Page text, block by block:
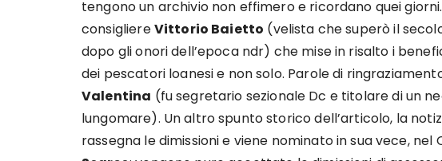
tengono un archivio non effimero e ricordano quei
consigliereVittorio Baietto (velista che superò il
dopo gli onori dell’epoca ndr) che mise in risalto i
dei pescatori loanesi e non solo. Parole di
Valentina (fu segretario sezionale Dc e titolare di un
lungomare). Un altro spunto storico dell’articolo, la
rassegna le dimissioni e viene nominato in sua vece, nel